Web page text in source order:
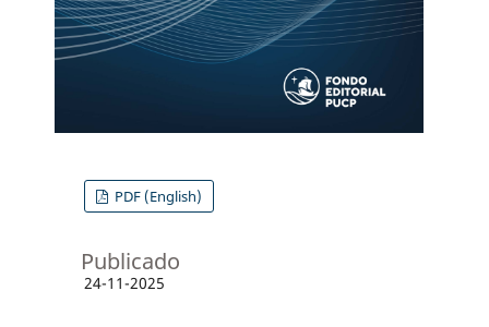
PDF (English)
Publicado
24-11-2025